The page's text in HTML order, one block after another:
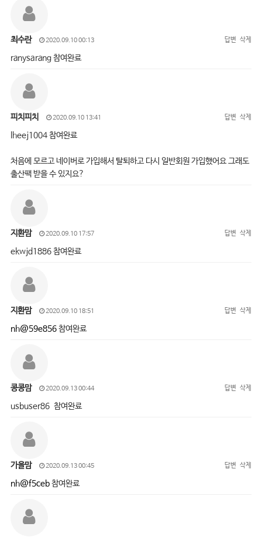
최수란 2020.09.10 00:13 답변 삭제
ranysarang 참여완료
피치피치 2020.09.10 13:41 답변 삭제
lheej1004 참여완료
처음에 모르고 네이버로 가입해서 탈퇴하고 다시 일반회원 가입했어요 그래도
출산팩 받을 수 있지요?
지환맘 2020.09.10 17:57 답변 삭제
ekwjd1886 참여완료
지환맘 2020.09.10 18:51 답변 삭제
nh@59e856참여완료
콩콩맘 2020.09.13 00:44 답변 삭제
usbuser86 참여완료
가을맘 2020.09.13 00:45 답변 삭제
nh@f5ceb참여완료